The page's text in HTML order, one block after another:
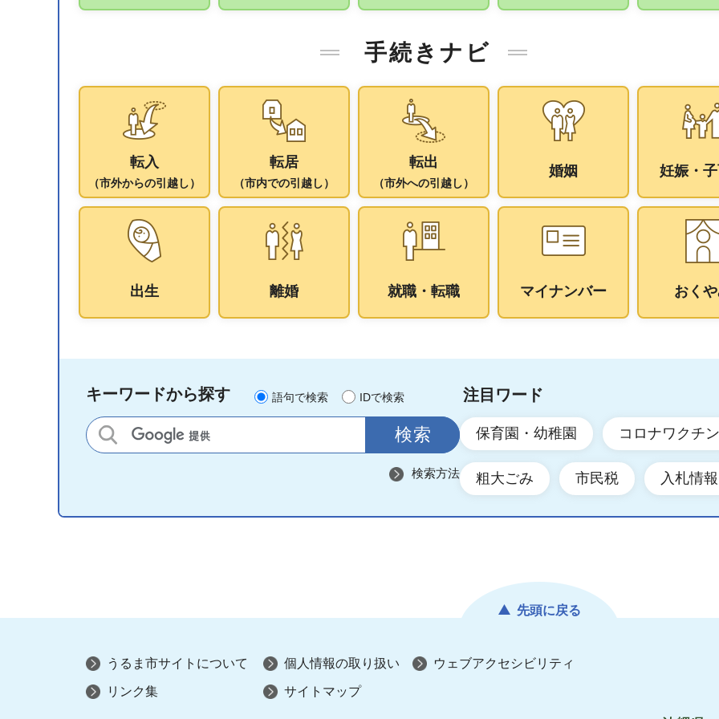
手続きナビ
転入
（市外からの引越し）
転居
（市内での引越し）
転出
（市外への引越し）
婚姻 妊娠・
出生 離婚 就職・転職 マイナンバー おく
キーワードから探す 語句で検索 IDで検索
サイト内検索
検索方法
注目ワード
保育園・幼稚園 コロナワクチン
粗大ごみ 市民税 入札情報
先頭に戻る
うるま市サイトについて 個人情報の取り扱い ウェブアクセシビリティ
リンク集 サイトマップ